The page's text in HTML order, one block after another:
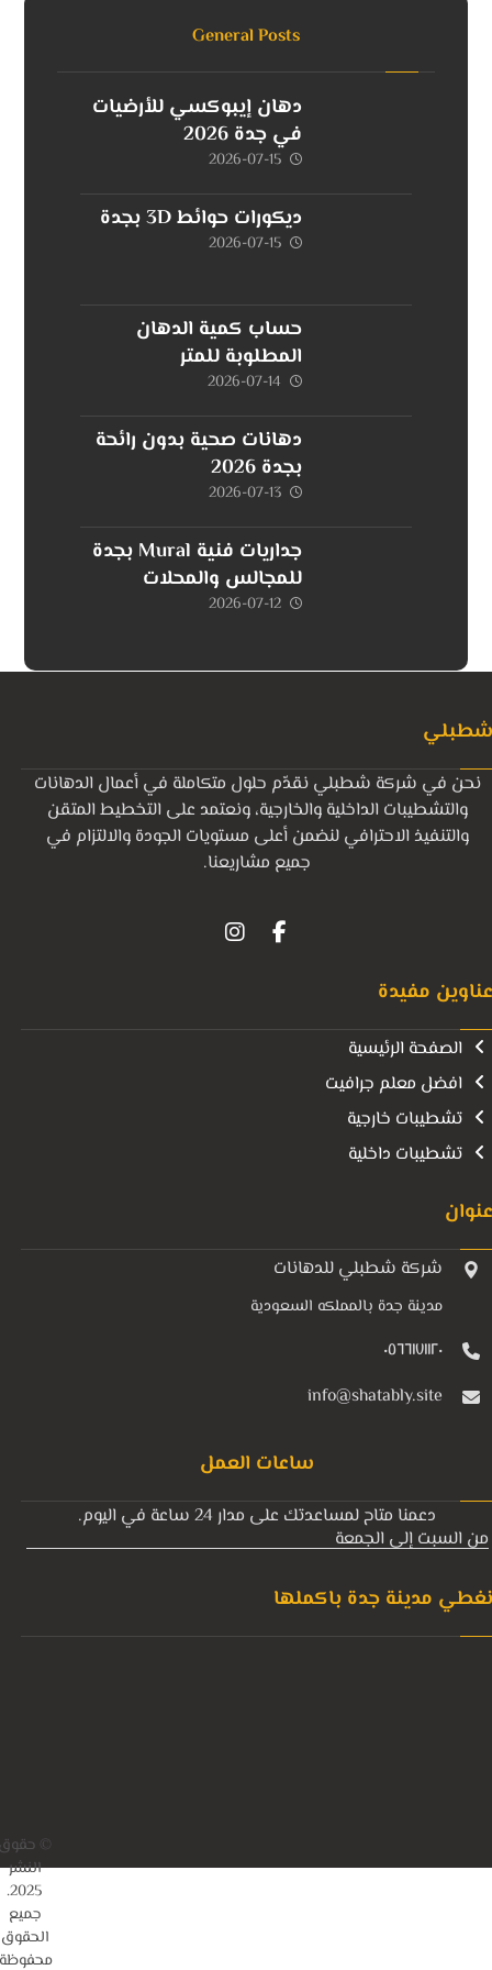
General Posts
دهان إيبوكسي للأرضيات
في جدة 2026
2026-07-15
ديكورات حوائط 3D بجدة
2026-07-15
حساب كمية الدهان
المطلوبة للمتر
2026-07-14
دهانات صحية بدون رائحة
بجدة 2026
2026-07-13
جداريات فنية Mural بجدة
للمجالس والمحلات
2026-07-12
شطبلي
نحن في شركة شطبلي نقدّم حلول متكاملة في أعمال الدهانات
والتشطيبات الداخلية والخارجية، ونعتمد على التخطيط المتقن
والتنفيذ الاحترافي لنضمن أعلى مستويات الجودة والالتزام في
جميع مشاريعنا.
عناوين مفيدة
الصفحة الرئيسية
افضل معلم جرافيت
تشطيبات خارجية
تشطيبات داخلية
عنوان
شركة شطبلي للدهانات
مدينة جدة بالمملكه السعودية
٠٥٦٦١٧١١٢٠
info@shatably.site
ساعات العمل
دعمنا متاح لمساعدتك على مدار 24 ساعة في اليوم.
من السبت إلى الجمعة
نغطي مدينة جدة باكملها
©
النشر
2025.
جميع
الحقوق